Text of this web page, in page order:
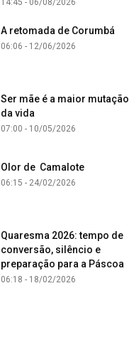
14:45 - 06/08/2026
A retomada de Corumbá
06:06 - 12/06/2026
Ser mãe é a maior mutação
da vida
07:00 - 10/05/2026
Olor de Camalote
06:15 - 24/02/2026
Quaresma 2026: tempo de
conversão, silêncio e
preparação para a Páscoa
06:18 - 18/02/2026